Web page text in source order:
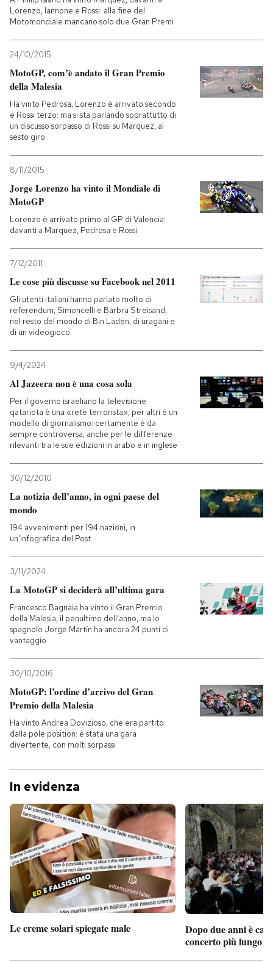
Lorenzo, Iannone e Rossi: alla fine del
Motomondiale mancano solo due Gran Premi
24/10/2015
MotoGP, com’è andato il Gran Premio
della Malesia
Ha vinto Pedrosa, Lorenzo è arrivato secondo
e Rossi terzo: ma si sta parlando soprattutto di
un discusso sorpasso di Rossi su Marquez, al
sesto giro
8/11/2015
Jorge Lorenzo ha vinto il Mondiale di
MotoGP
Lorenzo è arrivato primo al GP di Valencia:
davanti a Marquez, Pedrosa e Rossi
7/12/2011
Le cose più discusse su Facebook nel 2011
Gli utenti italiani hanno parlato molto di
referendum, Simoncelli e Barbra Streisand,
nel resto del mondo di Bin Laden, di uragani e
di un videogioco
9/4/2024
Al Jazeera non è una cosa sola
Per il governo israeliano la televisione
qatariota è una «rete terrorista», per altri è un
modello di giornalismo: certamente è da
sempre controversa, anche per le differenze
rilevanti tra le sue edizioni in arabo e in inglese
30/12/2010
La notizia dell’anno, in ogni paese del
mondo
194 avvenimenti per 194 nazioni, in
un'infografica del Post
3/11/2024
La MotoGP si deciderà all’ultima gara
Francesco Bagnaia ha vinto il Gran Premio
della Malesia, il penultimo dell'anno, ma lo
spagnolo Jorge Martín ha ancora 24 punti di
vantaggio
30/10/2016
MotoGP: l’ordine d’arrivo del Gran
Premio della Malesia
Ha vinto Andrea Dovizioso, che era partito
dalla pole position: è stata una gara
divertente, con molti sorpassi
In evidenza
Le creme solari spiegate male
Dopo due anni è
concerto più lungo